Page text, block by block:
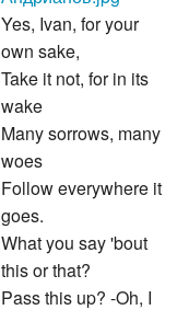
Yes, Ivan, for your
own sake,
Take it not, for in its
wake
Many sorrows, many
woes
Follow everywhere it
goes.
What you say 'bout
this or that?
Pass this up? -Oh, I